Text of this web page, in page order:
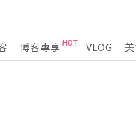
博客專享 VLOG